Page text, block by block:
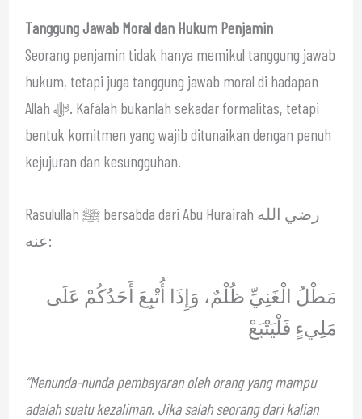
Tanggung Jawab Moral dan Hukum Penjamin
Seorang penjamin tidak hanya memikul tanggung jawab
hukum, tetapi juga tanggung jawab moral di hadapan
Allah ﷻ. Kafālah bukanlah sekadar formalitas, tetapi
bentuk komitmen yang wajib ditunaikan dengan penuh
kejujuran dan kesungguhan.
Rasulullah ﷺ bersabda dari Abu Hurairah رضي الله
عنه:
مَطْلُ الْغَنِيِّ ظُلْمٌ، وَإِذَا أُتْبِعَ أَحَدُكُمْ عَلَى
مَلِيءٍ فَلْيَتْبَعْ
“Menunda-nunda pembayaran oleh orang yang mampu
adalah suatu kezaliman. Jika salah seorang dari kalian